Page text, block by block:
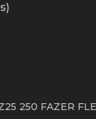
250 FAZER